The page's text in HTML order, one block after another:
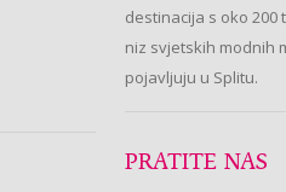
destinacija s oko
niz svjetskih modnih
pojavljuju u Splitu.
PRATITE NAS